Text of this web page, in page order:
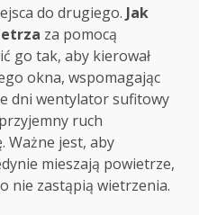
do drugiego. Jak
za pomocą
go tak, aby kierował
okna, wspomagając
dni wentylator sufitowy
ruch
Ważne jest, aby
mieszają powietrze,
nie zastąpią wietrzenia.